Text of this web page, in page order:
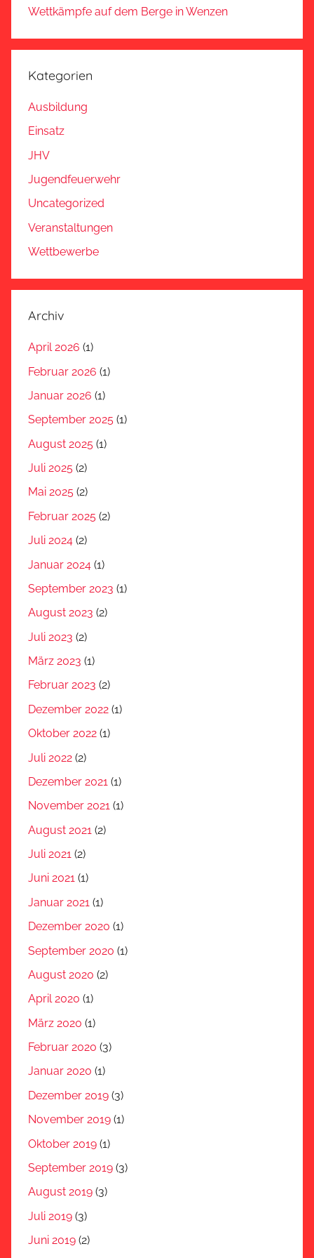
Wettkämpfe auf dem Berge in Wenzen
Kategorien
Ausbildung
Einsatz
JHV
Jugendfeuerwehr
Uncategorized
Veranstaltungen
Wettbewerbe
Archiv
April 2026 (1)
Februar 2026 (1)
Januar 2026 (1)
September 2025 (1)
August 2025 (1)
Juli 2025 (2)
Mai 2025 (2)
Februar 2025 (2)
Juli 2024 (2)
Januar 2024 (1)
September 2023 (1)
August 2023 (2)
Juli 2023 (2)
März 2023 (1)
Februar 2023 (2)
Dezember 2022 (1)
Oktober 2022 (1)
Juli 2022 (2)
Dezember 2021 (1)
November 2021 (1)
August 2021 (2)
Juli 2021 (2)
Juni 2021 (1)
Januar 2021 (1)
Dezember 2020 (1)
September 2020 (1)
August 2020 (2)
April 2020 (1)
März 2020 (1)
Februar 2020 (3)
Januar 2020 (1)
Dezember 2019 (3)
November 2019 (1)
Oktober 2019 (1)
September 2019 (3)
August 2019 (3)
Juli 2019 (3)
Juni 2019 (2)